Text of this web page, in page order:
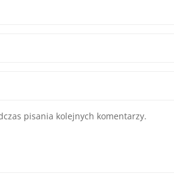
pisania kolejnych komentarzy.